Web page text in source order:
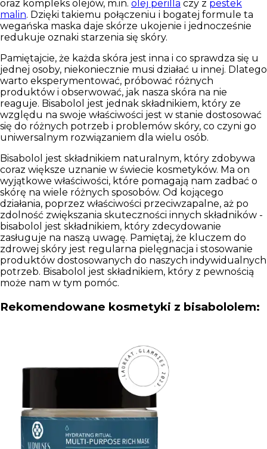
oraz kompleks olejów, m.in. olej perilla czy z pestek
malin. Dzięki takiemu połączeniu i bogatej formule ta
wegańska maska daje skórze ukojenie i jednocześnie
redukuje oznaki starzenia się skóry.
Pamiętajcie, że każda skóra jest inna i co sprawdza się u
jednej osoby, niekoniecznie musi działać u innej. Dlatego
warto eksperymentować, próbować różnych
produktów i obserwować, jak nasza skóra na nie
reaguje. Bisabolol jest jednak składnikiem, który ze
względu na swoje właściwości jest w stanie dostosować
się do różnych potrzeb i problemów skóry, co czyni go
uniwersalnym rozwiązaniem dla wielu osób.
Bisabolol jest składnikiem naturalnym, który zdobywa
coraz większe uznanie w świecie kosmetyków. Ma on
wyjątkowe właściwości, które pomagają nam zadbać o
skórę na wiele różnych sposobów. Od kojącego
działania, poprzez właściwości przeciwzapalne, aż po
zdolność zwiększania skuteczności innych składników -
bisabolol jest składnikiem, który zdecydowanie
zasługuje na naszą uwagę. Pamiętaj, że kluczem do
zdrowej skóry jest regularna pielęgnacja i stosowanie
produktów dostosowanych do naszych indywidualnych
potrzeb. Bisabolol jest składnikiem, który z pewnością
może nam w tym pomóc.
Rekomendowane kosmetyki z bisabololem: